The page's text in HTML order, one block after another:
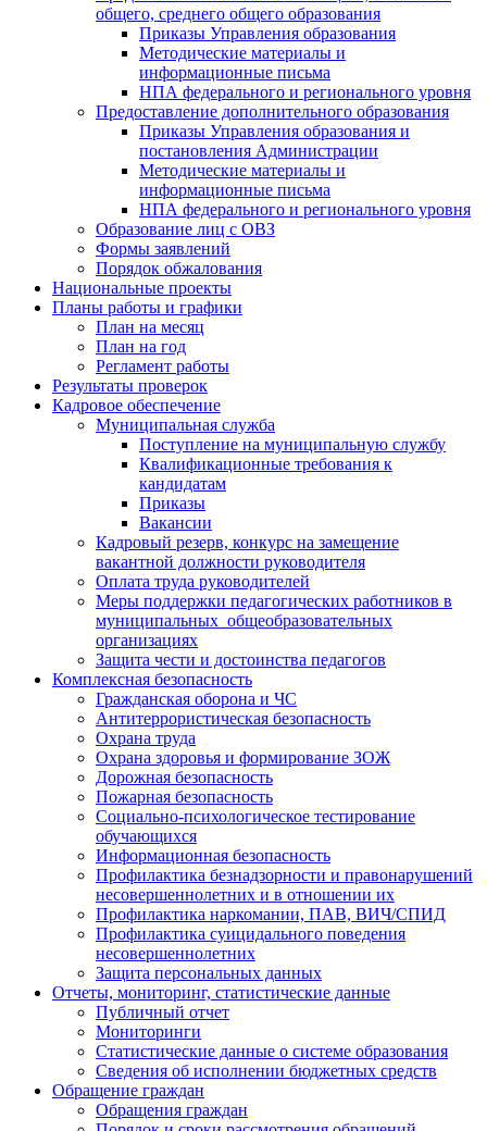
общего, среднего общего образования
Приказы Управления образования
Методические материалы и
информационные письма
НПА федерального и регионального уровня
Предоставление дополнительного образования
Приказы Управления образования и
постановления Администрации
Методические материалы и
информационные письма
НПА федерального и регионального уровня
Образование лиц с ОВЗ
Формы заявлений
Порядок обжалования
Национальные проекты
Планы работы и графики
План на месяц
План на год
Регламент работы
Результаты проверок
Кадровое обеспечение
Муниципальная служба
Поступление на муниципальную службу
Квалификационные требования к
кандидатам
Приказы
Вакансии
Кадровый резерв, конкурс на замещение
вакантной должности руководителя
Оплата труда руководителей
Меры поддержки педагогических работников в
муниципальных общеобразовательных
организациях
Защита чести и достоинства педагогов
Комплексная безопасность
Гражданская оборона и ЧС
Антитеррористическая безопасность
Охрана труда
Охрана здоровья и формирование ЗОЖ
Дорожная безопасность
Пожарная безопасность
Социально-психологическое тестирование
обучающихся
Информационная безопасность
Профилактика безнадзорности и правонарушений
несовершеннолетних и в отношении их
Профилактика наркомании, ПАВ, ВИЧ/СПИД
Профилактика суицидального поведения
несовершеннолетних
Защита персональных данных
Отчеты, мониторинг, статистические данные
Публичный отчет
Мониторинги
Статистические данные о системе образования
Сведения об исполнении бюджетных средств
Обращение граждан
Обращения граждан